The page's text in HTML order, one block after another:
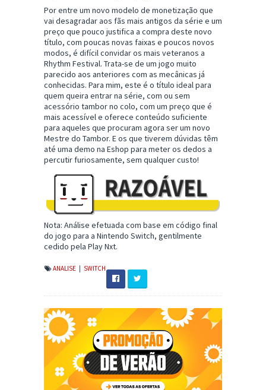
Por entre um novo modelo de monetização que
vai desagradar aos fãs mais antigos da série e um
preço que pouco justifica a compra deste novo
título, com poucas novas faixas e poucos novos
modos, é difícil convidar os mais veteranos a
Rhythm Festival. Trata-se de um jogo muito
parecido aos anteriores com as mecânicas já
conhecidas. Para mim, este é o título ideal para
quem queira entrar na série, com ou sem
acessório tambor no colo, com um preço que é
mais acessível e oferece conteúdo suficiente
para aqueles que procuram agora ser um novo
Mestre do Tambor. E os que tiverem dúvidas têm
até uma demo na Eshop para meter os dedos a
percutir furiosamente, sem qualquer custo!
Nota: Análise efetuada com base em código final
do jogo para a Nintendo Switch, gentilmente
cedido pela Play Nxt.
ANALISE | SWITCH